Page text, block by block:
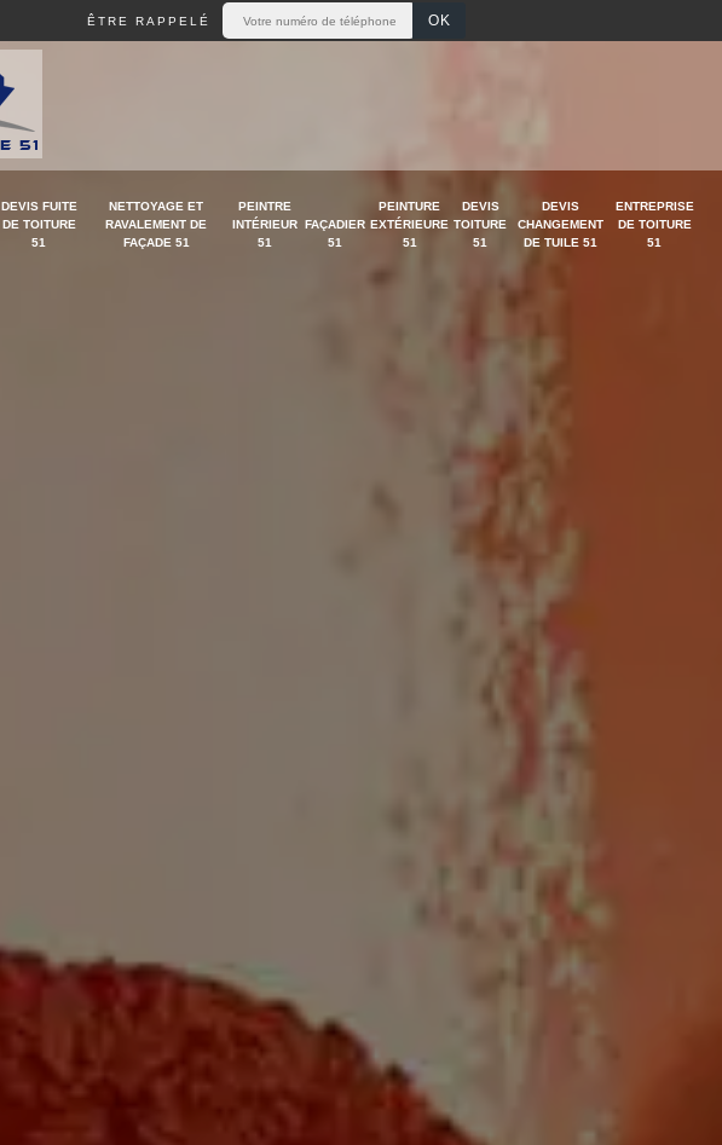
ÊTRE RAPPELÉ
DEVIS FUITE
DE TOITURE
51
NETTOYAGE ET
RAVALEMENT DE
FAÇADE 51
PEINTRE
INTÉRIEUR
51
FAÇADIER
51
PEINTURE
EXTÉRIEURE
51
DEVIS
TOITURE
51
DEVIS
CHANGEMENT
DE TUILE 51
ENTREPRISE
DE TOITURE
51